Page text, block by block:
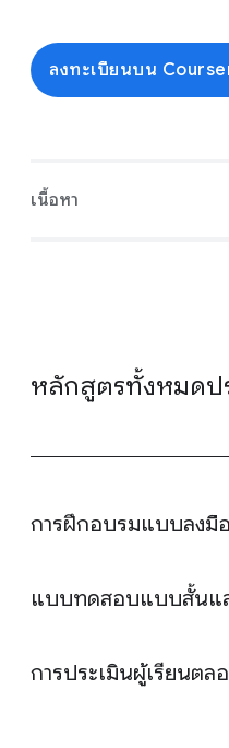
ลงทะเบียนบน
เนื้อหา
หลักสูตรทั้งหมดป
การฝึกอบรมแบบลงมื
แบบทดสอบแบบสั้นแล
การประเมินผู้เรียนตล